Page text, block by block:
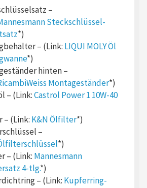
–
Steckschlüssel-
*)
– (Link: LIQUI MOLY Öl
*)
hinten –
Montageständer*)
– (Link:Castrol Power 1 10W-40
(Link: K&N Ölfilter*)
–
*)
– (Link: Mannesmann
4-tlg.*)
– (Link: Kupferring-